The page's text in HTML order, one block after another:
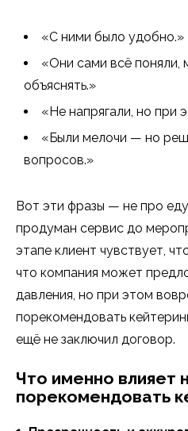
«С ними было удобно.»
«Они сами всё поняли,
объяснять.»
«Не напрягали, но при
«Были мелочи — но
вопросов.»
Вот эти фразы — не про
продуман сервис до
этапе клиент чувствует,
что компания может
давления, но при этом
порекомендовать
ещё не заключил договор.
Что именно влияет
порекомендовать